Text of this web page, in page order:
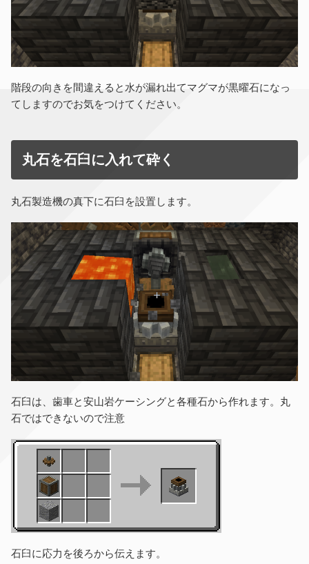
階段の向きを間違えると水が漏れ出てマグマが黒曜石になっ
てしますのでお気をつけてください。
丸石を石臼に入れて砕く
丸石製造機の真下に石臼を設置します。
石臼は、歯車と安山岩ケーシングと各種石から作れます。丸
石ではできないので注意
石臼に応力を後ろから伝えます。